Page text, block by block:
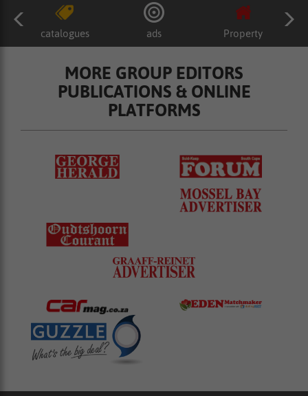
catalogues ads Property
MORE GROUP EDITORS
PUBLICATIONS & ONLINE
PLATFORMS